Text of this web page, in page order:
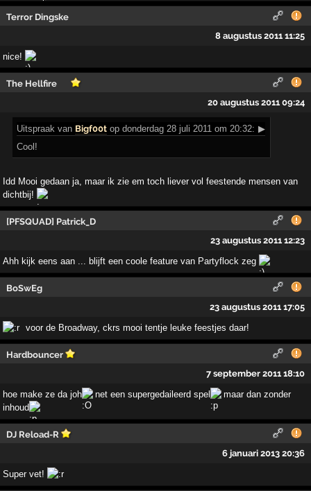
Terror Dingske
8 augustus 2011 11:25
nice!
The Hellfire
20 augustus 2011 09:24
Uitspraak van Bigf00t op donderdag 28 juli 2011 om 20:32: ▶
Cool!
Idd Mooi gedaan ja, maar ik zie em toch liever vol feestende mensen van
dichtbij!
[PFSQUAD] Patrick_D
23 augustus 2011 12:23
Ahh kijk eens aan ... blijft een coole feature van Partyflock zeg
BoSwEg
23 augustus 2011 17:05
voor de Broadway, ckrs mooi tentje leuke feestjes daar!
Hardbouncer
7 september 2011 18:10
hoe make ze da joh net een supergedaileerd spel
maar dan zonder
inhoud
DJ Reload-R
6 januari 2013 20:36
Super vet!